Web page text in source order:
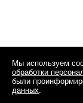
Мы используем
обработки
были
данных.